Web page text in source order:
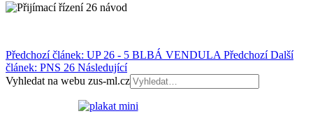
Předchozí článek: UP 26 - 5 BLBÁ VENDULA Předchozí Další
článek: PNS 26 Následující
Vyhledat na webu zus-ml.cz